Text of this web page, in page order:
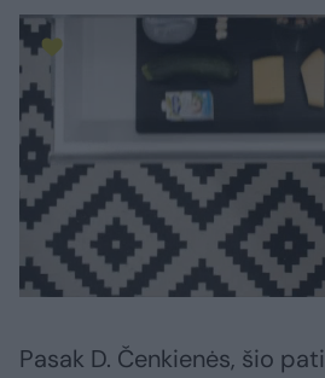
Pasak D. Čenkienės, šio